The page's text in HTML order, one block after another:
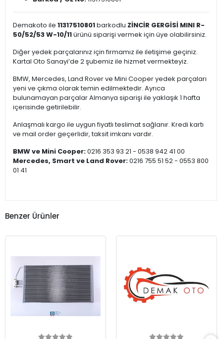
Demakoto ile 11317510801barkodlu ZİNCİR GERGİSİ MINI R-
50/52/53 W-10/11ürünü siparişi vermek için üye olabilirsiniz.
Diğer yedek parçalarınız için firmamız ile iletişime geçiniz.
Kartal Oto Sanayi’de 2 şubemiz ile hizmet vermekteyiz.
BMW, Mercedes, Land Rover ve Mini Cooper yedek parçaları
yeni ve çıkma olarak temin edilmektedir. Ayrıca
bulunamayan parçalar Almanya siparişi ile yaklaşık 1 hafta
içerisinde getirilebilir.
Anlaşmalı kargo ile uygun fiyatlı teslimat sağlanır. Kredi kartı
ve mail order geçerlidir, taksit imkanı vardır.
BMW ve Mini Cooper:0216 353 93 21 - 0538 942 41 00
Mercedes, Smart ve Land Rover:0216 755 51 52 - 0553 800
01 41
Benzer Ürünler